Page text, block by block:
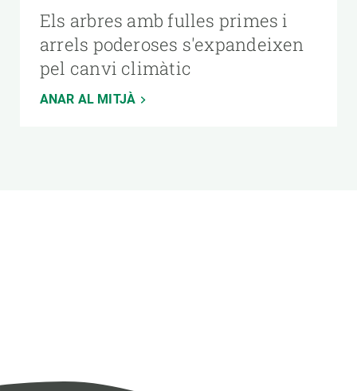
Els arbres amb fulles primes i
arrels poderoses s'expandeixen
pel canvi climàtic
ANAR AL MITJÀ